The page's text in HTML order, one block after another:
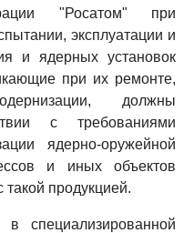
"Росатом" при
эксплуатации и
и ядерных установок
при их ремонте,
должны
с требованиями
ядерно-оружейной
и иных объектов
такой продукцией.
специализированной